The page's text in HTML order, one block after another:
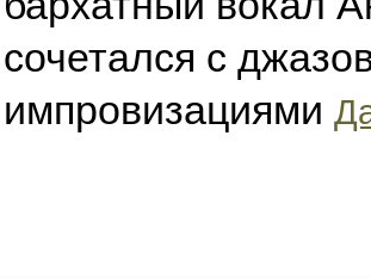
сочетался с
импровизациями